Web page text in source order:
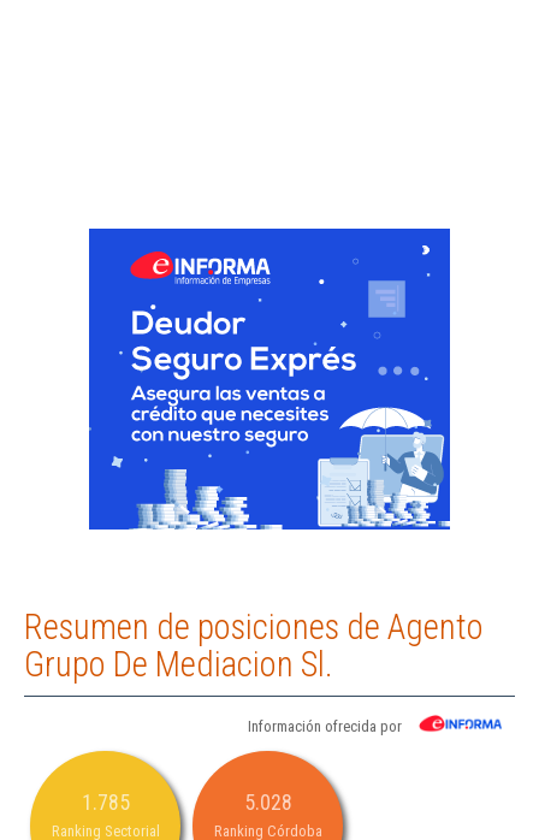
Resumen de posiciones de Agento
Grupo De Mediacion Sl.
Información ofrecida por
1.785
Ranking Sectorial
5.028
Ranking Córdoba